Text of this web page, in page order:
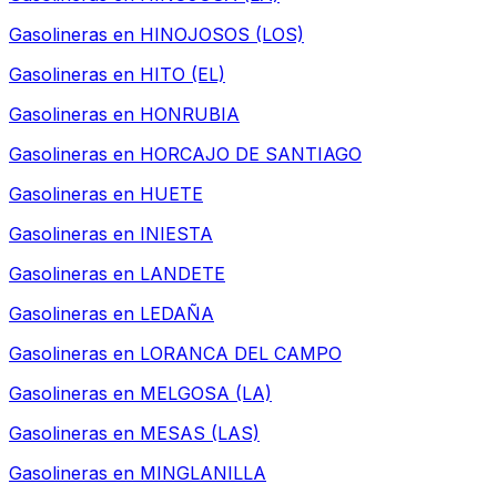
Gasolineras en HINOJOSOS (LOS)
Gasolineras en HITO (EL)
Gasolineras en HONRUBIA
Gasolineras en HORCAJO DE SANTIAGO
Gasolineras en HUETE
Gasolineras en INIESTA
Gasolineras en LANDETE
Gasolineras en LEDAÑA
Gasolineras en LORANCA DEL CAMPO
Gasolineras en MELGOSA (LA)
Gasolineras en MESAS (LAS)
Gasolineras en MINGLANILLA